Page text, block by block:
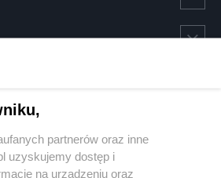
partnerów oraz inne
uzyskujemy dostęp i
na urządzeniu oraz